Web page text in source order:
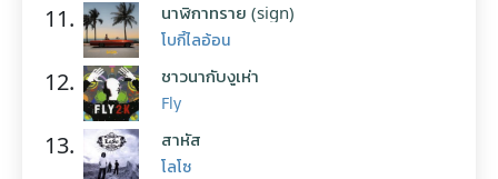
11. นาฬิกาทราย (sign)
โบกี้ไลอ้อน
12. ชาวนากับงูเห่า
Fly
13. สาหัส
โลโซ